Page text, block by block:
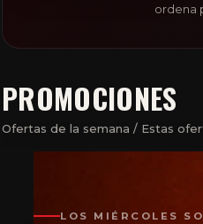
ordena
PROMOCIONES
Ofertas de la semana / Estas
LOS MIÉRCOLES